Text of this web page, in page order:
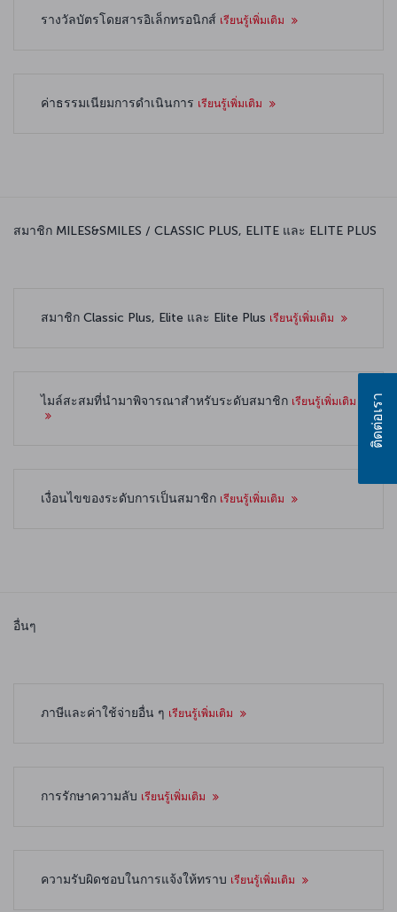
รางวัลบัตรโดยสารอิเล็กทรอนิกส์ เรียนรู้เพิ่มเติม
ค่าธรรมเนียมการดำเนินการ เรียนรู้เพิ่มเติม
สมาชิก MILES&SMILES / CLASSIC PLUS, ELITE และ ELITE PLUS
สมาชิก Classic Plus, Elite และ Elite Plus เรียนรู้เพิ่มเติม
ไมล์สะสมที่นำมาพิจารณาสำหรับระดับสมาชิก เรียนรู้เพิ่มเติม
เงื่อนไขของระดับการเป็นสมาชิก เรียนรู้เพิ่มเติม
อื่นๆ
ภาษีและค่าใช้จ่ายอื่น ๆ เรียนรู้เพิ่มเติม
การรักษาความลับ เรียนรู้เพิ่มเติม
ความรับผิดชอบในการแจ้งให้ทราบ เรียนรู้เพิ่มเติม
ติดต่อเรา